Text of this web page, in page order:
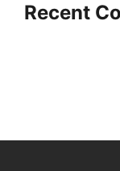
Recent